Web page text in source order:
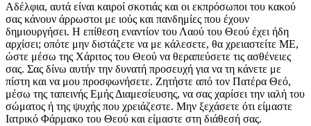
Αδέλφια, αυτά είναι καιροί σκοτιάς και οι εκπρόσωποι του κακού
σας κάνουν άρρωστοι με ιούς και πανδημίες που έχουν
δημιουργήσει. Η επίθεση εναντίον του Λαού του Θεού έχει ήδη
αρχίσει; οπότε μην διστάζετε να με κάλεσετε, θα χρειαστείτε ΜΕ,
ώστε μέσω της Χάριτος του Θεού να θεραπεύσετε τις ασθένειες
σας. Σας δίνω αυτήν την δυνατή προσευχή για να τη κάνετε με
πίστη και να μου προσφωνήσετε. Ζητήστε από τον Πατέρα Θεό,
μέσω της ταπεινής Εμής Διαμεσίευσης, να σας χαρίσει την ιαλή του
σώματος ή της ψυχής που χρειάζεστε. Μην ξεχάσετε ότι είμαστε
Ιατρικό Φάρμακο του Θεού και είμαστε στη διάθεσή σας.